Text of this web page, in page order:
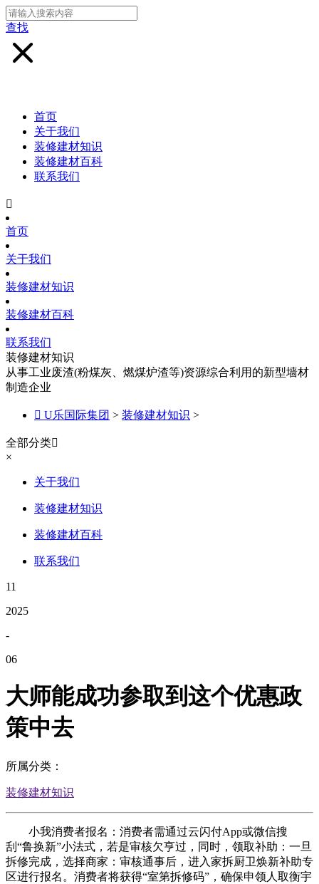
查找
首页
关于我们
装修建材知识
装修建材百科
联系我们

首页
关于我们
装修建材知识
装修建材百科
联系我们
装修建材知识
从事工业废渣(粉煤灰、燃煤炉渣等)资源综合利用的新型墙材
制造企业
 U乐国际集团 > 装修建材知识 >
全部分类
×
关于我们
装修建材知识
装修建材百科
联系我们
11
2025
-
06
大师能成功参取到这个优惠政
策中去
所属分类：
装修建材知识
小我消费者报名：消费者需通过云闪付App或微信搜
刮“鲁换新”小法式，若是审核欠亨过，同时，领取补助：一旦
拆修完成，选择商家：审核通事后，进入家拆厨卫焕新补助专
区进行报名。消费者将获得“室第拆修码”，确保申领人取衡宇